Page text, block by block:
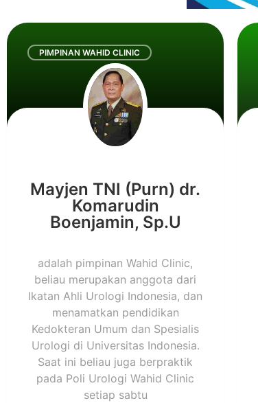
PIMPINAN WAHID CLINIC
Mayjen TNI (Purn) dr.
Komarudin
Boenjamin, Sp.U
adalah pimpinan Wahid Clinic,
beliau merupakan anggota dari
Ikatan Ahli Urologi Indonesia, dan
menamatkan pendidikan
Kedokteran Umum dan Spesialis
Urologi di Universitas Indonesia.
Saat ini beliau juga berpraktik
pada Poli Urologi Wahid Clinic
setiap sabtu